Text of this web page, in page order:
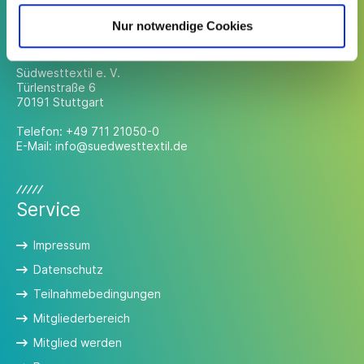
Nur notwendige Cookies
Südwesttextil e. V.
Türlenstraße 6
70191 Stuttgart
Telefon: +49 711 21050-0
E-Mail: info@suedwesttextil.de
Service
Impressum
Datenschutz
Teilnahmebedingungen
Mitgliederbereich
Mitglied werden